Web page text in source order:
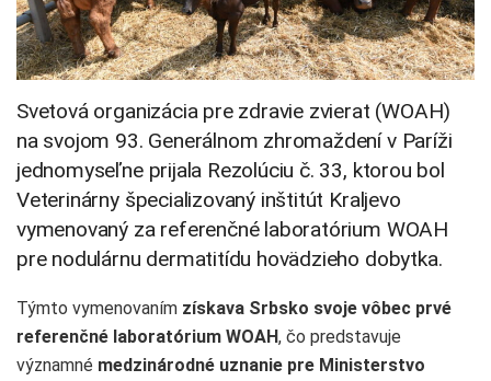
Svetová organizácia pre zdravie zvierat (WOAH)
na svojom 93. Generálnom zhromaždení v Paríži
jednomyseľne prijala Rezolúciu č. 33, ktorou bol
Veterinárny špecializovaný inštitút Kraljevo
vymenovaný za referenčné laboratórium WOAH
pre nodulárnu dermatitídu hovädzieho dobytka.
Týmto vymenovaním získava Srbsko svoje vôbec prvé
referenčné laboratórium WOAH, čo predstavuje
významné medzinárodné uznanie pre Ministerstvo